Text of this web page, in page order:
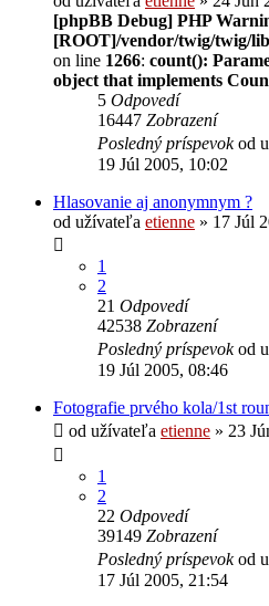
[phpBB Debug] PHP
[ROOT]/vendor/twig/twig/
on line 1266: count():
object that implements
5 Odpovedí
16447 Zobrazení
Posledný príspevokod
19 Júl 2005, 10:02
Hlasovanie aj anonymnym ?
od užívateľa etienne » 17 Júl
1
2
21 Odpovedí
42538 Zobrazení
Posledný príspevokod
19 Júl 2005, 08:46
Fotografie prvého kola/1st
od užívateľa etienne » 23
1
2
22 Odpovedí
39149 Zobrazení
Posledný príspevokod
17 Júl 2005, 21:54